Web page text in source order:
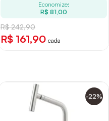
Economize:
R$ 81,00
R$ 242,90
R$ 161,90 cada
-22%